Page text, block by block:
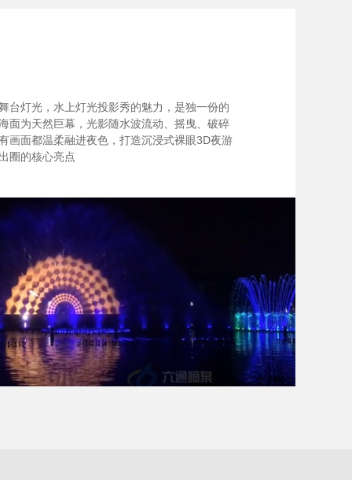
台灯光，水上灯光投影秀的魅力，是独一份的
面为天然巨幕，光影随水波流动、摇曳、破碎
画面都温柔融进夜色，打造沉浸式裸眼3D夜游
圈的核心亮点